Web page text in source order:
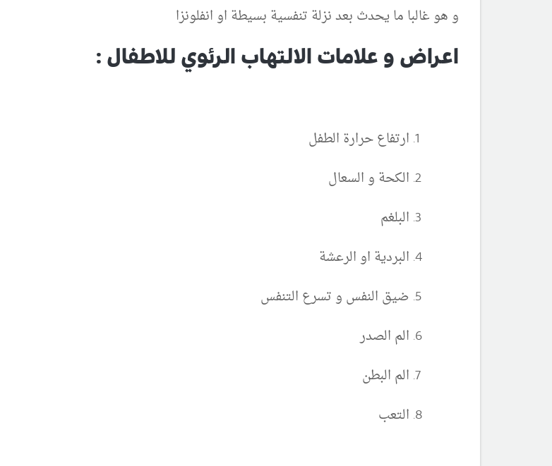
و هو غالبا ما يحدث بعد نزلة تنفسية بسيطة او انفلونزا
اعراض و علامات الالتهاب الرئوي للاطفال :
ارتفاع حرارة الطفل
الكحة و السعال
البلغم
البردية او الرعشة
ضيق النفس و تسرع التنفس
الم الصدر
الم البطن
التعب